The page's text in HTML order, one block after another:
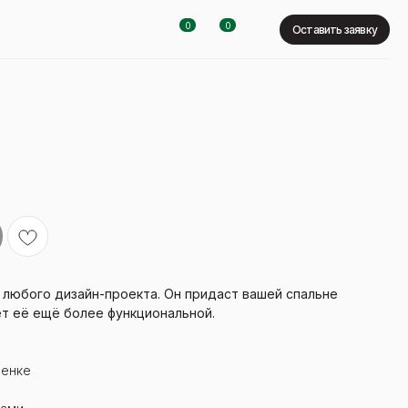
0
0 Оставить заявку
дизайн-проекта. Он придаст вашей спальне
её ещё более функциональной.